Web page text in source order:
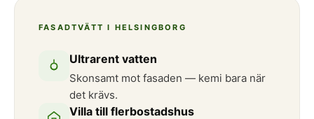
FASADTVÄTT I HELSINGBORG
Ultrarent vatten
Skonsamt mot fasaden — kemi bara när
det krävs.
Villa till flerbostadshus